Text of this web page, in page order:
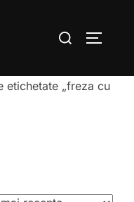
Caută
etichetate „freza cu